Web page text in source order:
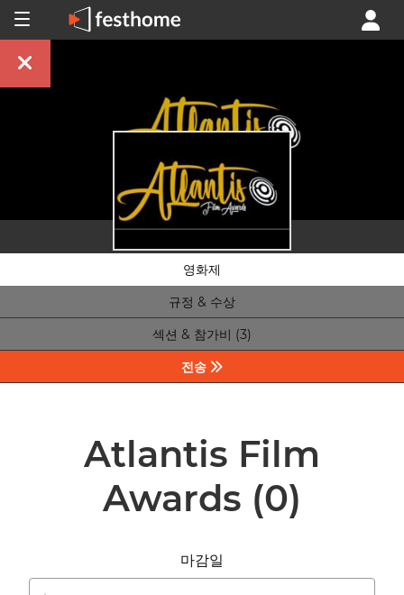
영화제
규정 & 수상
섹션 & 참가비 (3)
전송
Atlantis Film
Awards (0)
마감일